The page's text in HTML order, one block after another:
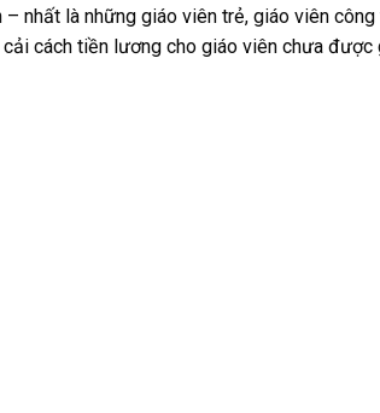
nhất là những giáo viên trẻ, giáo viên
cách tiền lương cho giáo viên chưa